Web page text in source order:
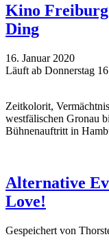
Kino
Ding
16. Januar 2020
Läuft ab Donnerstag
Zeitkolorit,
westfälischen Gronau
Bühnenauftritt in
Alternative
Love!
Gespeichert von